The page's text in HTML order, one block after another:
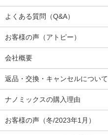
よくある質問（Q&A）
お客様の声（アトピー）
会社概要
返品・交換・キャンセルについて
ナノミックスの購入理由
お客様の声（冬/2023年1月）